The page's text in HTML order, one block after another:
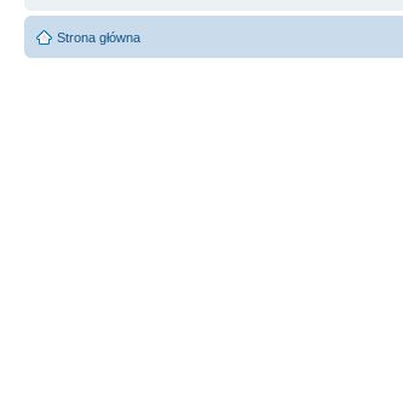
Strona główna